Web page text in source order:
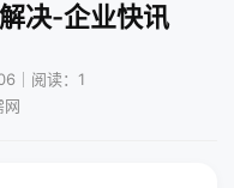
决-企业快讯
｜阅读：1
网